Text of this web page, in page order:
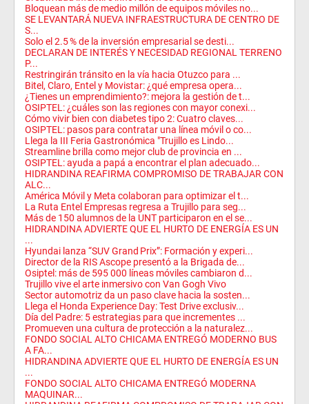
Bloquean más de medio millón de equipos móviles no...
SE LEVANTARÁ NUEVA INFRAESTRUCTURA DE CENTRO DE
S...
Solo el 2.5 % de la inversión empresarial se desti...
DECLARAN DE INTERÉS Y NECESIDAD REGIONAL TERRENO
P...
Restringirán tránsito en la vía hacia Otuzco para ...
Bitel, Claro, Entel y Movistar: ¿qué empresa opera...
¿Tienes un emprendimiento?: mejora la gestión de t...
OSIPTEL: ¿cuáles son las regiones con mayor conexi...
Cómo vivir bien con diabetes tipo 2: Cuatro claves...
OSIPTEL: pasos para contratar una línea móvil o co...
Llega la III Feria Gastronómica "Trujillo es Lindo...
Streamline brilla como mejor club de provincia en ...
OSIPTEL: ayuda a papá a encontrar el plan adecuado...
HIDRANDINA REAFIRMA COMPROMISO DE TRABAJAR CON
ALC...
América Móvil y Meta colaboran para optimizar el t...
La Ruta Entel Empresas regresa a Trujillo para seg...
Más de 150 alumnos de la UNT participaron en el se...
HIDRANDINA ADVIERTE QUE EL HURTO DE ENERGÍA ES UN
...
Hyundai lanza “SUV Grand Prix”: Formación y experi...
Director de la RIS Ascope presentó a la Brigada de...
Osiptel: más de 595 000 líneas móviles cambiaron d...
Trujillo vive el arte inmersivo con Van Gogh Vivo
Sector automotriz da un paso clave hacia la sosten...
Llega el Honda Experience Day: Test Drive exclusiv...
Día del Padre: 5 estrategias para que incrementes ...
Promueven una cultura de protección a la naturalez...
FONDO SOCIAL ALTO CHICAMA ENTREGÓ MODERNO BUS
A FA...
HIDRANDINA ADVIERTE QUE EL HURTO DE ENERGÍA ES UN
...
FONDO SOCIAL ALTO CHICAMA ENTREGÓ MODERNA
MAQUINAR...